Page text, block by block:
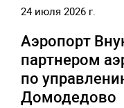
24 июля 2026 г.
Аэропорт
партнером
по
Домодедово